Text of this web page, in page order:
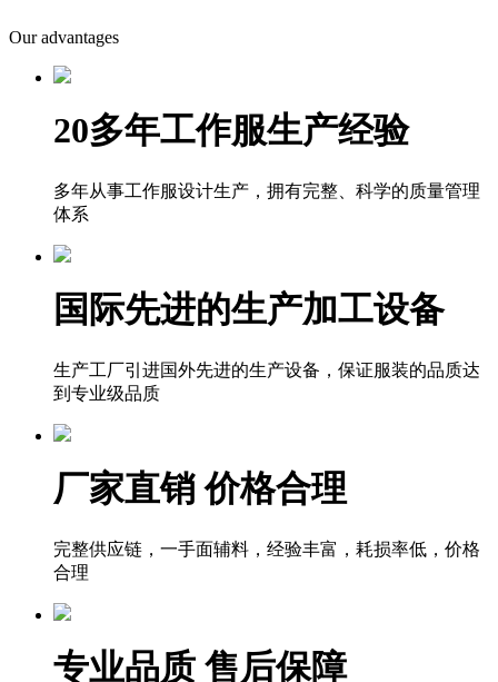
Our advantages
20多年工作服生产经验
多年从事工作服设计生产，拥有完整、科学的质量管理
体系
国际先进的生产加工设备
生产工厂引进国外先进的生产设备，保证服装的品质达
到专业级品质
厂家直销 价格合理
完整供应链，一手面辅料，经验丰富，耗损率低，价格
合理
专业品质 售后保障